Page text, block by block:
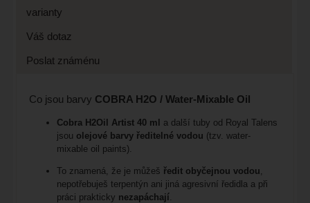
varianty
Váš dotaz
Poslat známénu
Co jsou barvy COBRA H2O / Water-Mixable Oil
Cobra H2Oil Artist 40 ml
a další tuby od Royal Talens
jsou olejové barvy ředitelné vodou (tzv. water-
mixable oil paints).
To znamená, že je můžeš ředit obyčejnou vodou
nepotřebuješ terpentýn ani jiná agresivní ředidla a při
práci prakticky nezapáchají